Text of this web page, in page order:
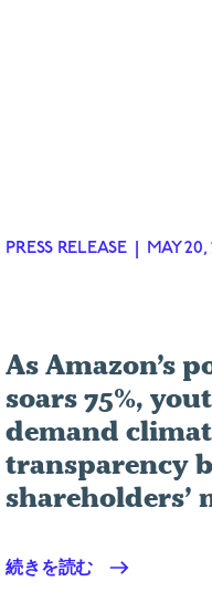
PRESS RELEASE MAY 20,
As Amazon’s
soars 75%,
demand
transparency
shareholders’
続きを読む